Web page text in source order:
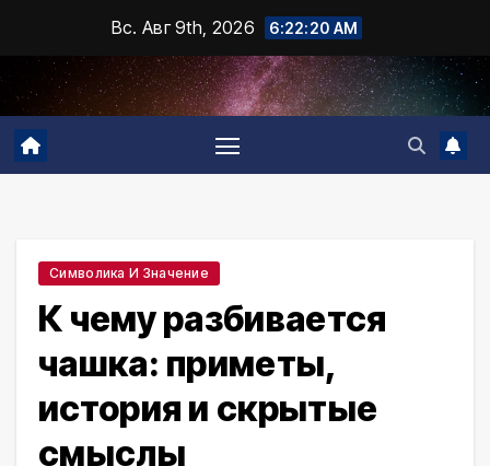
содержимому
Вс. Авг 9th, 2026 6:22:21 AM
Символика И Значение
К чему разбивается
чашка: приметы,
история и скрытые
смыслы